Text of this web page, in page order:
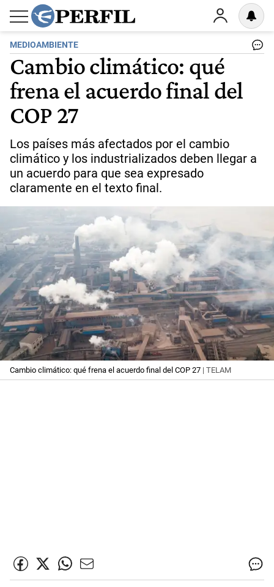
MEDIOAMBIENTE
Cambio climático: qué
frena el acuerdo final del
COP 27
Los países más afectados por el cambio
climático y los industrializados deben llegar a
un acuerdo para que sea expresado
claramente en el texto final.
Cambio climático: qué frena el acuerdo final del COP 27 | TELAM